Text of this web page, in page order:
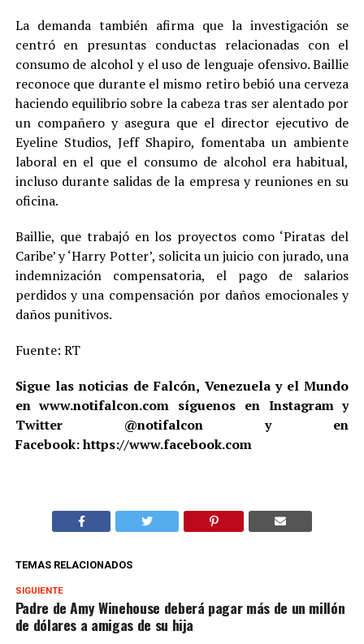
La demanda también afirma que la investigación se
centró en presuntas conductas relacionadas con el
consumo de alcohol y el uso de lenguaje ofensivo. Baillie
reconoce que durante el mismo retiro bebió una cerveza
haciendo equilibrio sobre la cabeza tras ser alentado por
un compañero y asegura que el director ejecutivo de
Eyeline Studios, Jeff Shapiro, fomentaba un ambiente
laboral en el que el consumo de alcohol era habitual,
incluso durante salidas de la empresa y reuniones en su
oficina.
Baillie, que trabajó en los proyectos como ‘Piratas del
Caribe’ y ‘Harry Potter’, solicita un juicio con jurado, una
indemnización compensatoria, el pago de salarios
perdidos y una compensación por daños emocionales y
daños punitivos.
Fuente: RT
Sigue las noticias de Falcón, Venezuela y el Mundo
en www.notifalcon.com síguenos en Instagram y
Twitter @notifalcon y en
Facebook: https://www.facebook.com
TEMAS RELACIONADOS
SIGUIENTE
Padre de Amy Winehouse deberá pagar más de un millón
de dólares a amigas de su hija